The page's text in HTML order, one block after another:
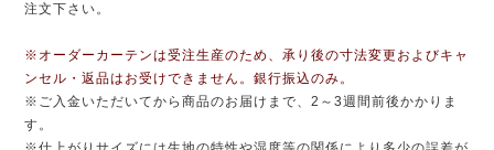
注文下さい。
※オーダーカーテンは受注生産のため、承り後の寸法変更およびキャ
ンセル・返品はお受けできません。銀行振込のみ。
※ご入金いただいてから商品のお届けまで、2～3週間前後かかりま
す。